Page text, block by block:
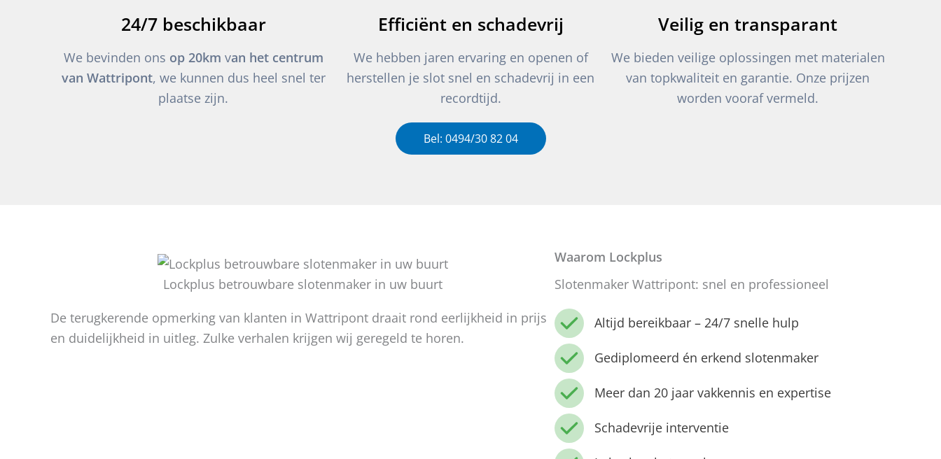
24/7 beschikbaar
We bevinden ons op 20km van het centrum
van Wattripont, we kunnen dus heel snel ter
plaatse zijn.
Efficiënt en schadevrij
We hebben jaren ervaring en openen of
herstellen je slot snel en schadevrij in een
recordtijd.
Bel: 0494/30 82 04
Veilig en transparant
We bieden veilige oplossingen met materialen
van topkwaliteit en garantie. Onze prijzen
worden vooraf vermeld.
Lockplus betrouwbare slotenmaker in uw buurt
De terugkerende opmerking van klanten in Wattripont draait rond eerlijkheid in prijs
en duidelijkheid in uitleg. Zulke verhalen krijgen wij geregeld te horen.
Waarom Lockplus
Slotenmaker Wattripont: snel en professioneel
Altijd bereikbaar – 24/7 snelle hulp
Gediplomeerd én erkend slotenmaker
Meer dan 20 jaar vakkennis en expertise
Schadevrije interventie